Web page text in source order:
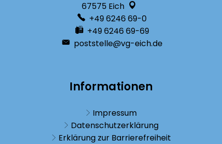
67575 Eich
+49 6246 69-0
+49 6246 69-69
poststelle@vg-eich.de
Informationen
Impressum
Datenschutzerklärung
Erklärung zur Barrierefreiheit